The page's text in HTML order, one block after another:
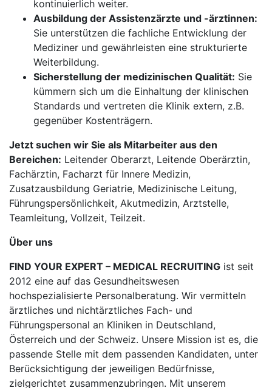
kontinuierlich weiter.
Ausbildung der Assistenzärzte und -ärztinnen:
Sie unterstützen die fachliche Entwicklung der
Mediziner und gewährleisten eine strukturierte
Weiterbildung.
Sicherstellung der medizinischen Qualität: Sie
kümmern sich um die Einhaltung der klinischen
Standards und vertreten die Klinik extern, z.B.
gegenüber Kostenträgern.
Jetzt suchen wir Sie als Mitarbeiter aus den
Bereichen: Leitender Oberarzt, Leitende Oberärztin,
Fachärztin, Facharzt für Innere Medizin,
Zusatzausbildung Geriatrie, Medizinische Leitung,
Führungspersönlichkeit, Akutmedizin, Arztstelle,
Teamleitung, Vollzeit, Teilzeit.
Über uns
FIND YOUR EXPERT – MEDICAL RECRUITING ist seit
2012 eine auf das Gesundheitswesen
hochspezialisierte Personalberatung. Wir vermitteln
ärztliches und nichtärztliches Fach- und
Führungspersonal an Kliniken in Deutschland,
Österreich und der Schweiz. Unsere Mission ist es, die
passende Stelle mit dem passenden Kandidaten, unter
Berücksichtigung der jeweiligen Bedürfnisse,
zielgerichtet zusammenzubringen. Mit unserem